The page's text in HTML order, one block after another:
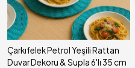
Çarkıfelek Petrol Yeşili Rattan
Duvar Dekoru & Supla 6'lı 35 cm